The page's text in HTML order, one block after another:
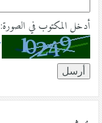
أدخل المكتوب في الصورة: